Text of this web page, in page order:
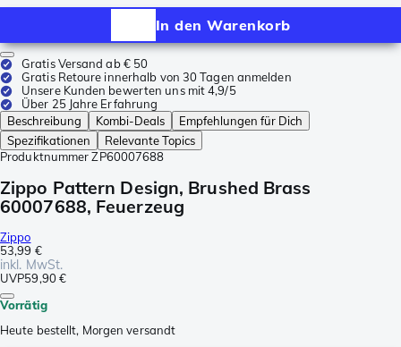
In den Warenkorb
Gratis Versand ab € 50
Gratis Retoure innerhalb von 30 Tagen anmelden
Unsere Kunden bewerten uns mit 4,9/5
Über 25 Jahre Erfahrung
Beschreibung
Kombi-Deals
Empfehlungen für Dich
Spezifikationen
Relevante Topics
Produktnummer ZP60007688
Zippo Pattern Design, Brushed Brass
60007688, Feuerzeug
Zippo
53,99 €
inkl. MwSt.
UVP59,90 €
Vorrätig
Heute bestellt, Morgen versandt